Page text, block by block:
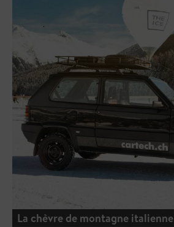
La chèvre de montagne italienne